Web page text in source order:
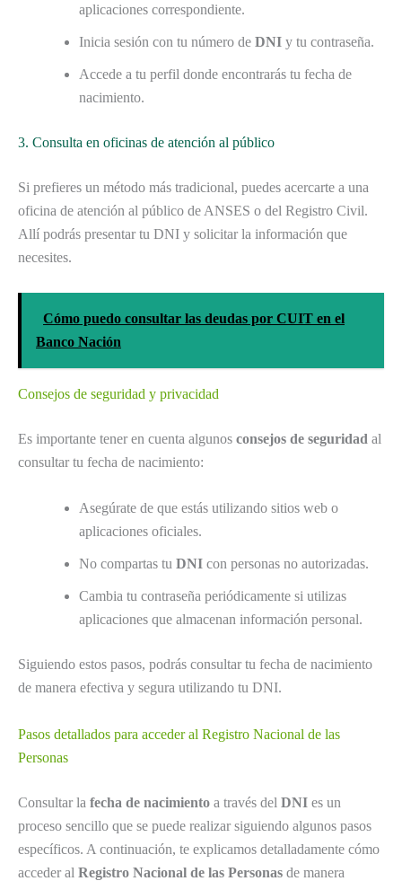
aplicaciones correspondiente.
Inicia sesión con tu número de DNI y tu contraseña.
Accede a tu perfil donde encontrarás tu fecha de
nacimiento.
3. Consulta en oficinas de atención al público
Si prefieres un método más tradicional, puedes acercarte a una
oficina de atención al público de ANSES o del Registro Civil.
Allí podrás presentar tu DNI y solicitar la información que
necesites.
Cómo puedo consultar las deudas por CUIT en el
Banco Nación
Consejos de seguridad y privacidad
Es importante tener en cuenta algunos consejos de seguridad al
consultar tu fecha de nacimiento:
Asegúrate de que estás utilizando sitios web o
aplicaciones oficiales.
No compartas tu DNI con personas no autorizadas.
Cambia tu contraseña periódicamente si utilizas
aplicaciones que almacenan información personal.
Siguiendo estos pasos, podrás consultar tu fecha de nacimiento
de manera efectiva y segura utilizando tu DNI.
Pasos detallados para acceder al Registro Nacional de las
Personas
Consultar la fecha de nacimiento a través del DNI es un
proceso sencillo que se puede realizar siguiendo algunos pasos
específicos. A continuación, te explicamos detalladamente cómo
acceder al Registro Nacional de las Personas de manera